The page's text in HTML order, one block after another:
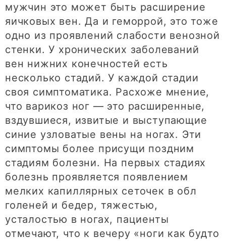
мужчин это может быть расширение
яичковых вен. Да и геморрой, это тоже
одно из проявлений слабости венозной
стенки. У хронических заболеваний
вен нижних конечностей есть
несколько стадий. У каждой стадии
своя симптоматика. Расхоже мнение,
что варикоз ног — это расширенные,
вздувшиеся, извитые и выступающие
синие узловатые вены на ногах. Эти
симптомы более присущи поздним
стадиям болезни. На первых стадиях
болезнь проявляется появлением
мелких капиллярных сеточек в обл
голеней и бедер, тяжестью,
усталостью в ногах, пациенты
отмечают, что к вечеру «ноги как будто